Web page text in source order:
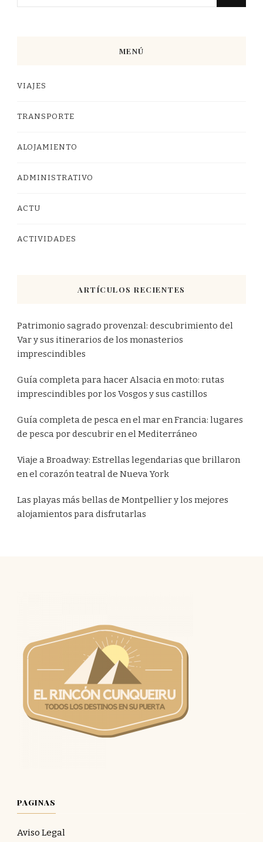
MENÚ
VIAJES
TRANSPORTE
ALOJAMIENTO
ADMINISTRATIVO
ACTU
ACTIVIDADES
ARTÍCULOS RECIENTES
Patrimonio sagrado provenzal: descubrimiento del
Var y sus itinerarios de los monasterios
imprescindibles
Guía completa para hacer Alsacia en moto: rutas
imprescindibles por los Vosgos y sus castillos
Guía completa de pesca en el mar en Francia: lugares
de pesca por descubrir en el Mediterráneo
Viaje a Broadway: Estrellas legendarias que brillaron
en el corazón teatral de Nueva York
Las playas más bellas de Montpellier y los mejores
alojamientos para disfrutarlas
PAGINAS
Aviso Legal